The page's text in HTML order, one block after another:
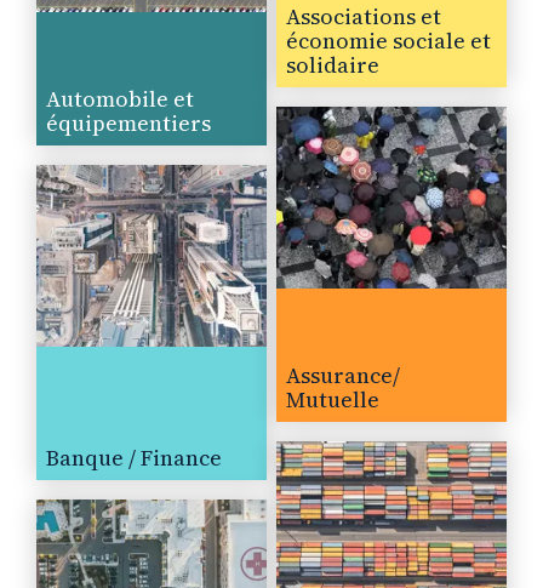
Automobile et
équipementiers
Associations et
économie sociale et
solidaire
Banque / Finance
Assurance/
Mutuelle